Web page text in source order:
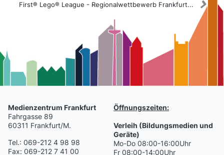
First® Lego® League - Regionalwettbewerb Frankfurt...
Medienzentrum Frankfurt
Fahrgasse 89
60311 Frankfurt/M.
Tel.: 069-212 4 98 98
Fax: 069-212 7 41 00
Öffnungszeiten:
Verleih (Bildungsmedien und
Geräte)
Mo-Do 08:00-16:00Uhr
Fr 08:00-14:00Uhr